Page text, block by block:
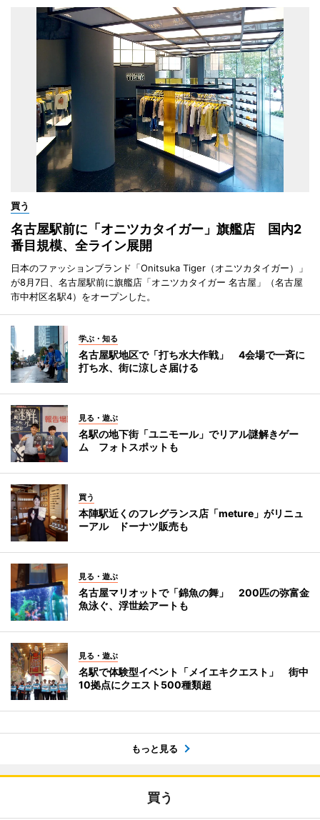
買う
名古屋駅前に「オニツカタイガー」旗艦店 国内2
番目規模、全ライン展開
日本のファッションブランド「Onitsuka Tiger（オニツカタイガー）」
が8月7日、名古屋駅前に旗艦店「オニツカタイガー 名古屋」（名古屋
市中村区名駅4）をオープンした。
学ぶ・知る
名古屋駅地区で「打ち水大作戦」 4会場で一斉に
打ち水、街に涼しさ届ける
見る・遊ぶ
名駅の地下街「ユニモール」でリアル謎解きゲー
ム フォトスポットも
買う
本陣駅近くのフレグランス店「meture」がリニュ
ーアル ドーナツ販売も
見る・遊ぶ
名古屋マリオットで「錦魚の舞」 200匹の弥富金
魚泳ぐ、浮世絵アートも
見る・遊ぶ
名駅で体験型イベント「メイエキクエスト」 街中
10拠点にクエスト500種類超
もっと見る
買う